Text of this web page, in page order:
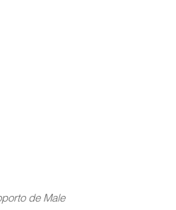
de Male